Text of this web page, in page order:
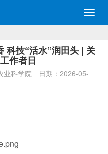
切
换
航
科技“活水”润田头 | 关
作者日
业科学院
日期：2026-05-